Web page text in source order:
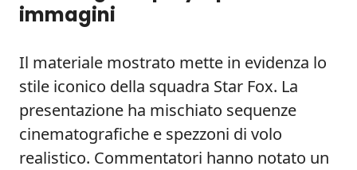
immagini
Il materiale mostrato mette in evidenza lo
stile iconico della squadra Star Fox. La
presentazione ha mischiato sequenze
cinematografiche e spezzoni di volo
realistico. Commentatori hanno notato un